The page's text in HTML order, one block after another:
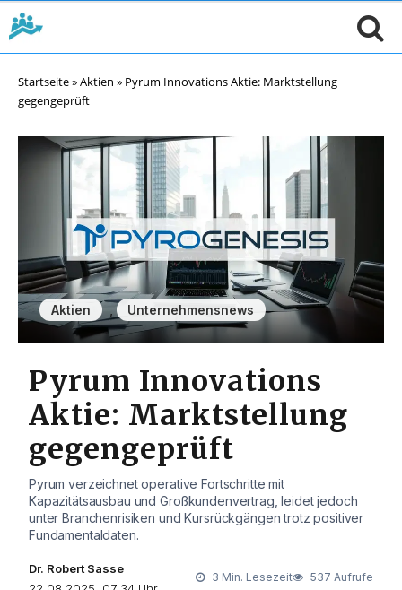
Startseite»Aktien » Pyrum Innovations Aktie: Marktstellung
gegengeprüft
Aktien Unternehmensnews
Pyrum Innovations
Aktie: Marktstellung
gegengeprüft
Pyrum verzeichnet operative Fortschritte mit
Kapazitätsausbau und Großkundenvertrag, leidet jedoch
unter Branchenrisiken und Kursrückgängen trotz positiver
Fundamentaldaten.
Dr. Robert Sasse
3 Min. Lesezeit 537 Aufrufe